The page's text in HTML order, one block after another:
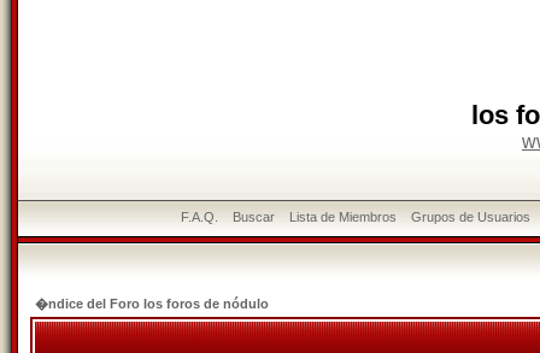
los
F.A.Q. Buscar Lista de Miembros Grupos de Usuarios
�ndice del Foro los foros de nódulo